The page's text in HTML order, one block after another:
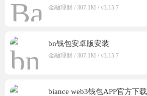
金融理财 / 307.1M / v3.15.7
bn钱包安卓版安装
金融理财 / 307.1M / v3.15.7
biance web3钱包APP官方下载